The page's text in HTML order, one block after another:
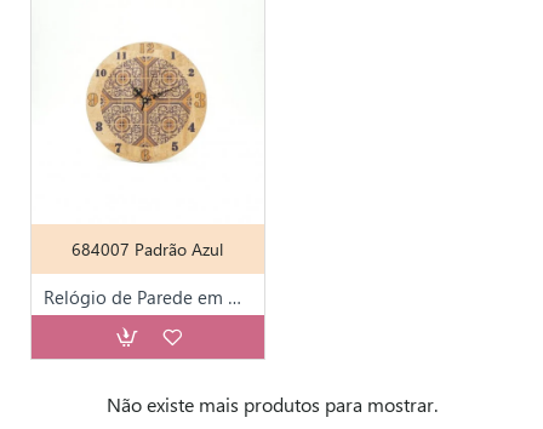
684007 Padrão Azul
Relógio de Parede em Cortiça Div. Modelos C/ Cx.
Não existe mais produtos para mostrar.